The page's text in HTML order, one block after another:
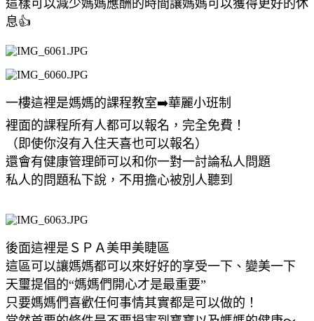
這樣可以減少媽媽應酬的時間讓媽媽可以獲得更好的休
息👍
一樓這裡是媽媽的課程教室➡️華麗小班制
裡面的課程所有人都可以報名，完全免費！
（即使你沒有入住天喜也可以報名）
還會有健康管理師可以和你一對一討論私人問題
私人的問題私下說，不用擔心被別人聽到
後面這裡是ＳＰＡ美甲美睫區
這區可以讓媽媽都可以來好好的享受一下、變美一下
天璽提倡的“媽媽們開心才是最重要”
只要媽媽們喜歡任何事情其實都是可以做的！